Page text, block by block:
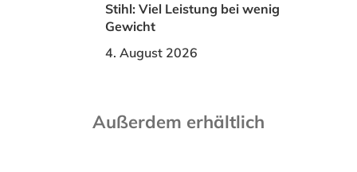
Stihl: Viel Leistung bei wenig
Gewicht
4. August 2026
Außerdem erhältlich